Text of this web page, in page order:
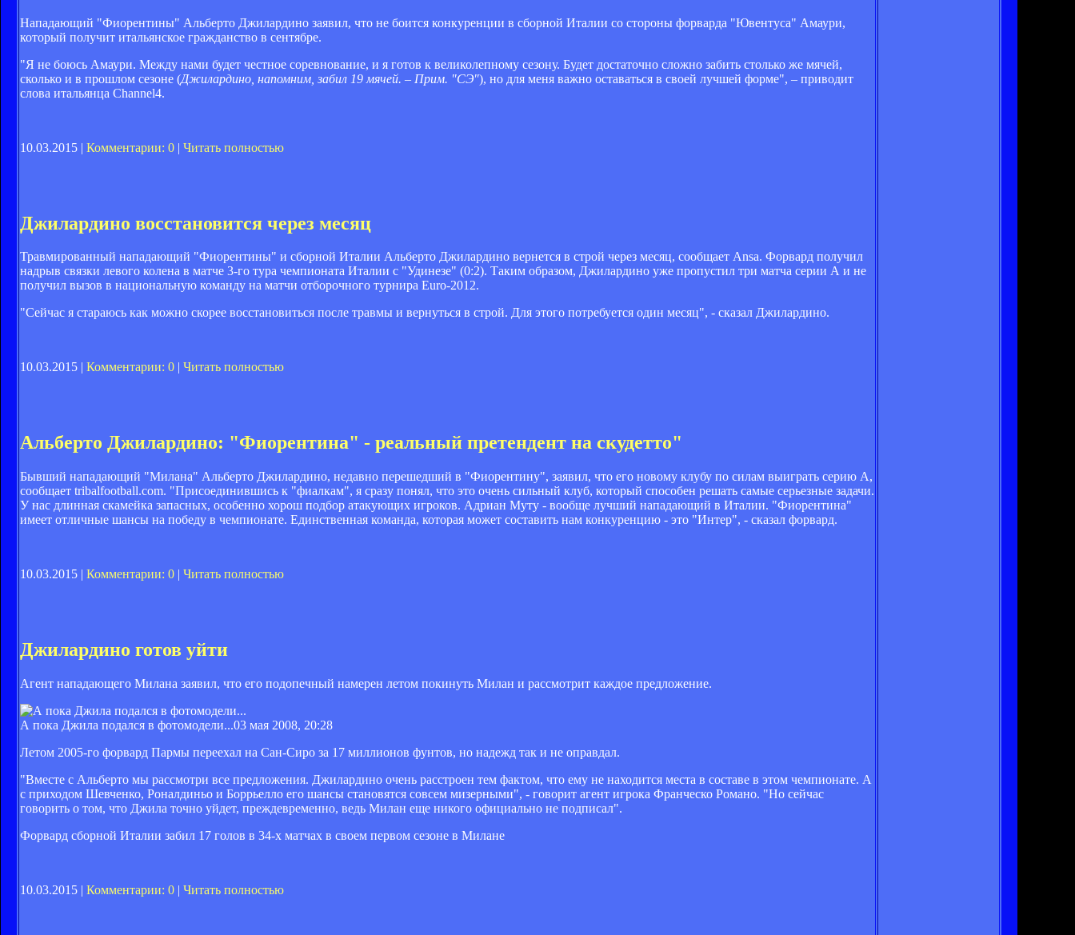
Нападающий "Фиорентины" Альберто Джилардино заявил, что не боится конкуренции в сборной Италии со стороны форварда "Ювентуса" Амаури,
который получит итальянское гражданство в сентябре.
"Я не боюсь Амаури. Между нами будет честное соревнование, и я готов к великолепному сезону. Будет достаточно сложно забить столько же мячей,
сколько и в прошлом сезоне (Джилардино, напомним, забил 19 мячей. – Прим. "СЭ"), но для меня важно оставаться в своей лучшей форме", – приводит
слова итальянца Channel4.
10.03.2015 | Комментарии: 0 | Читать полностью
Джилардино восстановится через месяц
Травмированный нападающий "Фиорентины" и сборной Италии Альберто Джилардино вернется в строй через месяц, сообщает Ansa. Форвард получил
надрыв связки левого колена в матче 3-го тура чемпионата Италии с "Удинезе" (0:2). Таким образом, Джилардино уже пропустил три матча серии А и не
получил вызов в национальную команду на матчи отборочного турнира Euro-2012.
"Сейчас я стараюсь как можно скорее восстановиться после травмы и вернуться в строй. Для этого потребуется один месяц", - сказал Джилардино.
10.03.2015 | Комментарии: 0 | Читать полностью
Альберто Джилардино: "Фиорентина" - реальный претендент на скудетто"
Бывший нападающий "Милана" Альберто Джилардино, недавно перешедший в "Фиорентину", заявил, что его новому клубу по силам выиграть серию А,
сообщает tribalfootball.com. "Присоединившись к "фиалкам", я сразу понял, что это очень сильный клуб, который способен решать самые серьезные задачи.
У нас длинная скамейка запасных, особенно хорош подбор атакующих игроков. Адриан Муту - вообще лучший нападающий в Италии. "Фиорентина"
имеет отличные шансы на победу в чемпионате. Единственная команда, которая может составить нам конкуренцию - это "Интер", - сказал форвард.
10.03.2015 | Комментарии: 0 | Читать полностью
Джилардино готов уйти
Агент нападающего Милана заявил, что его подопечный намерен летом покинуть Милан и рассмотрит каждое предложение.
А пока Джила подался в фотомодели...03 мая 2008, 20:28
Летом 2005-го форвард Пармы переехал на Сан-Сиро за 17 миллионов фунтов, но надежд так и не оправдал.
"Вместе с Альберто мы рассмотри все предложения. Джилардино очень расстроен тем фактом, что ему не находится места в составе в этом чемпионате. А
с приходом Шевченко, Роналдиньо и Боррьелло его шансы становятся совсем мизерными", - говорит агент игрока Франческо Романо. "Но сейчас
говорить о том, что Джила точно уйдет, преждевременно, ведь Милан еще никого официально не подписал".
Форвард сборной Италии забил 17 голов в 34-х матчах в своем первом сезоне в Милане
10.03.2015 | Комментарии: 0 | Читать полностью